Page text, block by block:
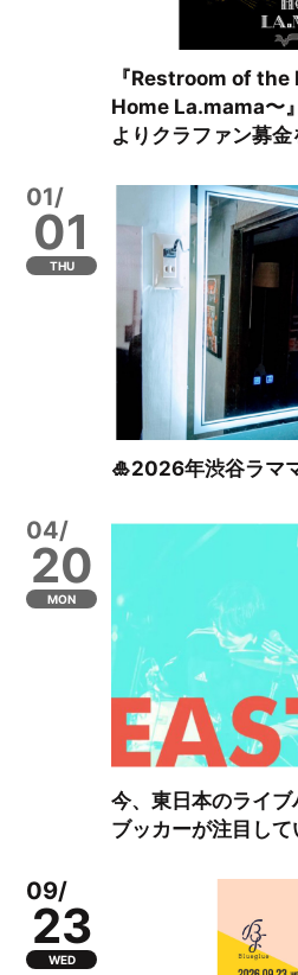
『Restroom of
Home La.mama〜』
よりクラファン募
01/
01
THU
🎍2026年渋谷ラマ
04/
20
MON
今、東日本のライブ
ブッカーが注目して
09/
23
WED